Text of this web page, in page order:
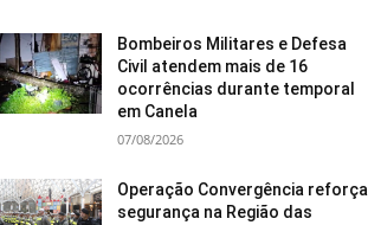
Bombeiros Militares e Defesa
Civil atendem mais de 16
ocorrências durante temporal
em Canela
07/08/2026
Operação Convergência reforça
segurança na Região das